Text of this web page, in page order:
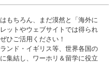
もちろん、まだ漠然と「海外に
ットやウェブサイトでは得られ
ひご活用ください！
ンド・イギリス等、世界各国の
集結し、ワーホリ＆留学に役立